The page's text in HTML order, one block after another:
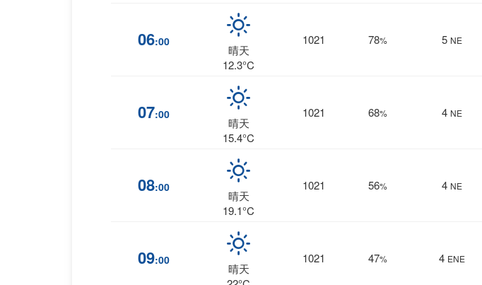
06:00
晴天
12.3°C
1021 78% 5 NE
07:00
晴天
15.4°C
1021 68% 4 NE
08:00
晴天
19.1°C
1021 56% 4 NE
09:00
晴天
1021 47% 4 ENE